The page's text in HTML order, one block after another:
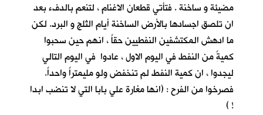
مضيئة و ساخنة . فتأتي قطعان الاغنام ، لتنعم بالدفء بعد
ان تلصق اجسادها بالأرض الساخنة أيام الثلج و البرد. لكن
ما ادهش المكتشفين النفطيين حقاً ، انهم حين سحبوا
كميةً من النفط في اليوم الاول ، عادوا في اليوم التالي
ليجدوا ، ان كمية النفط لم تنخفض ولو مليمتراً واحداً.
فصرخوا من الفرح : (انها مغارة علي بابا التي لا تنضب ابدا
! )